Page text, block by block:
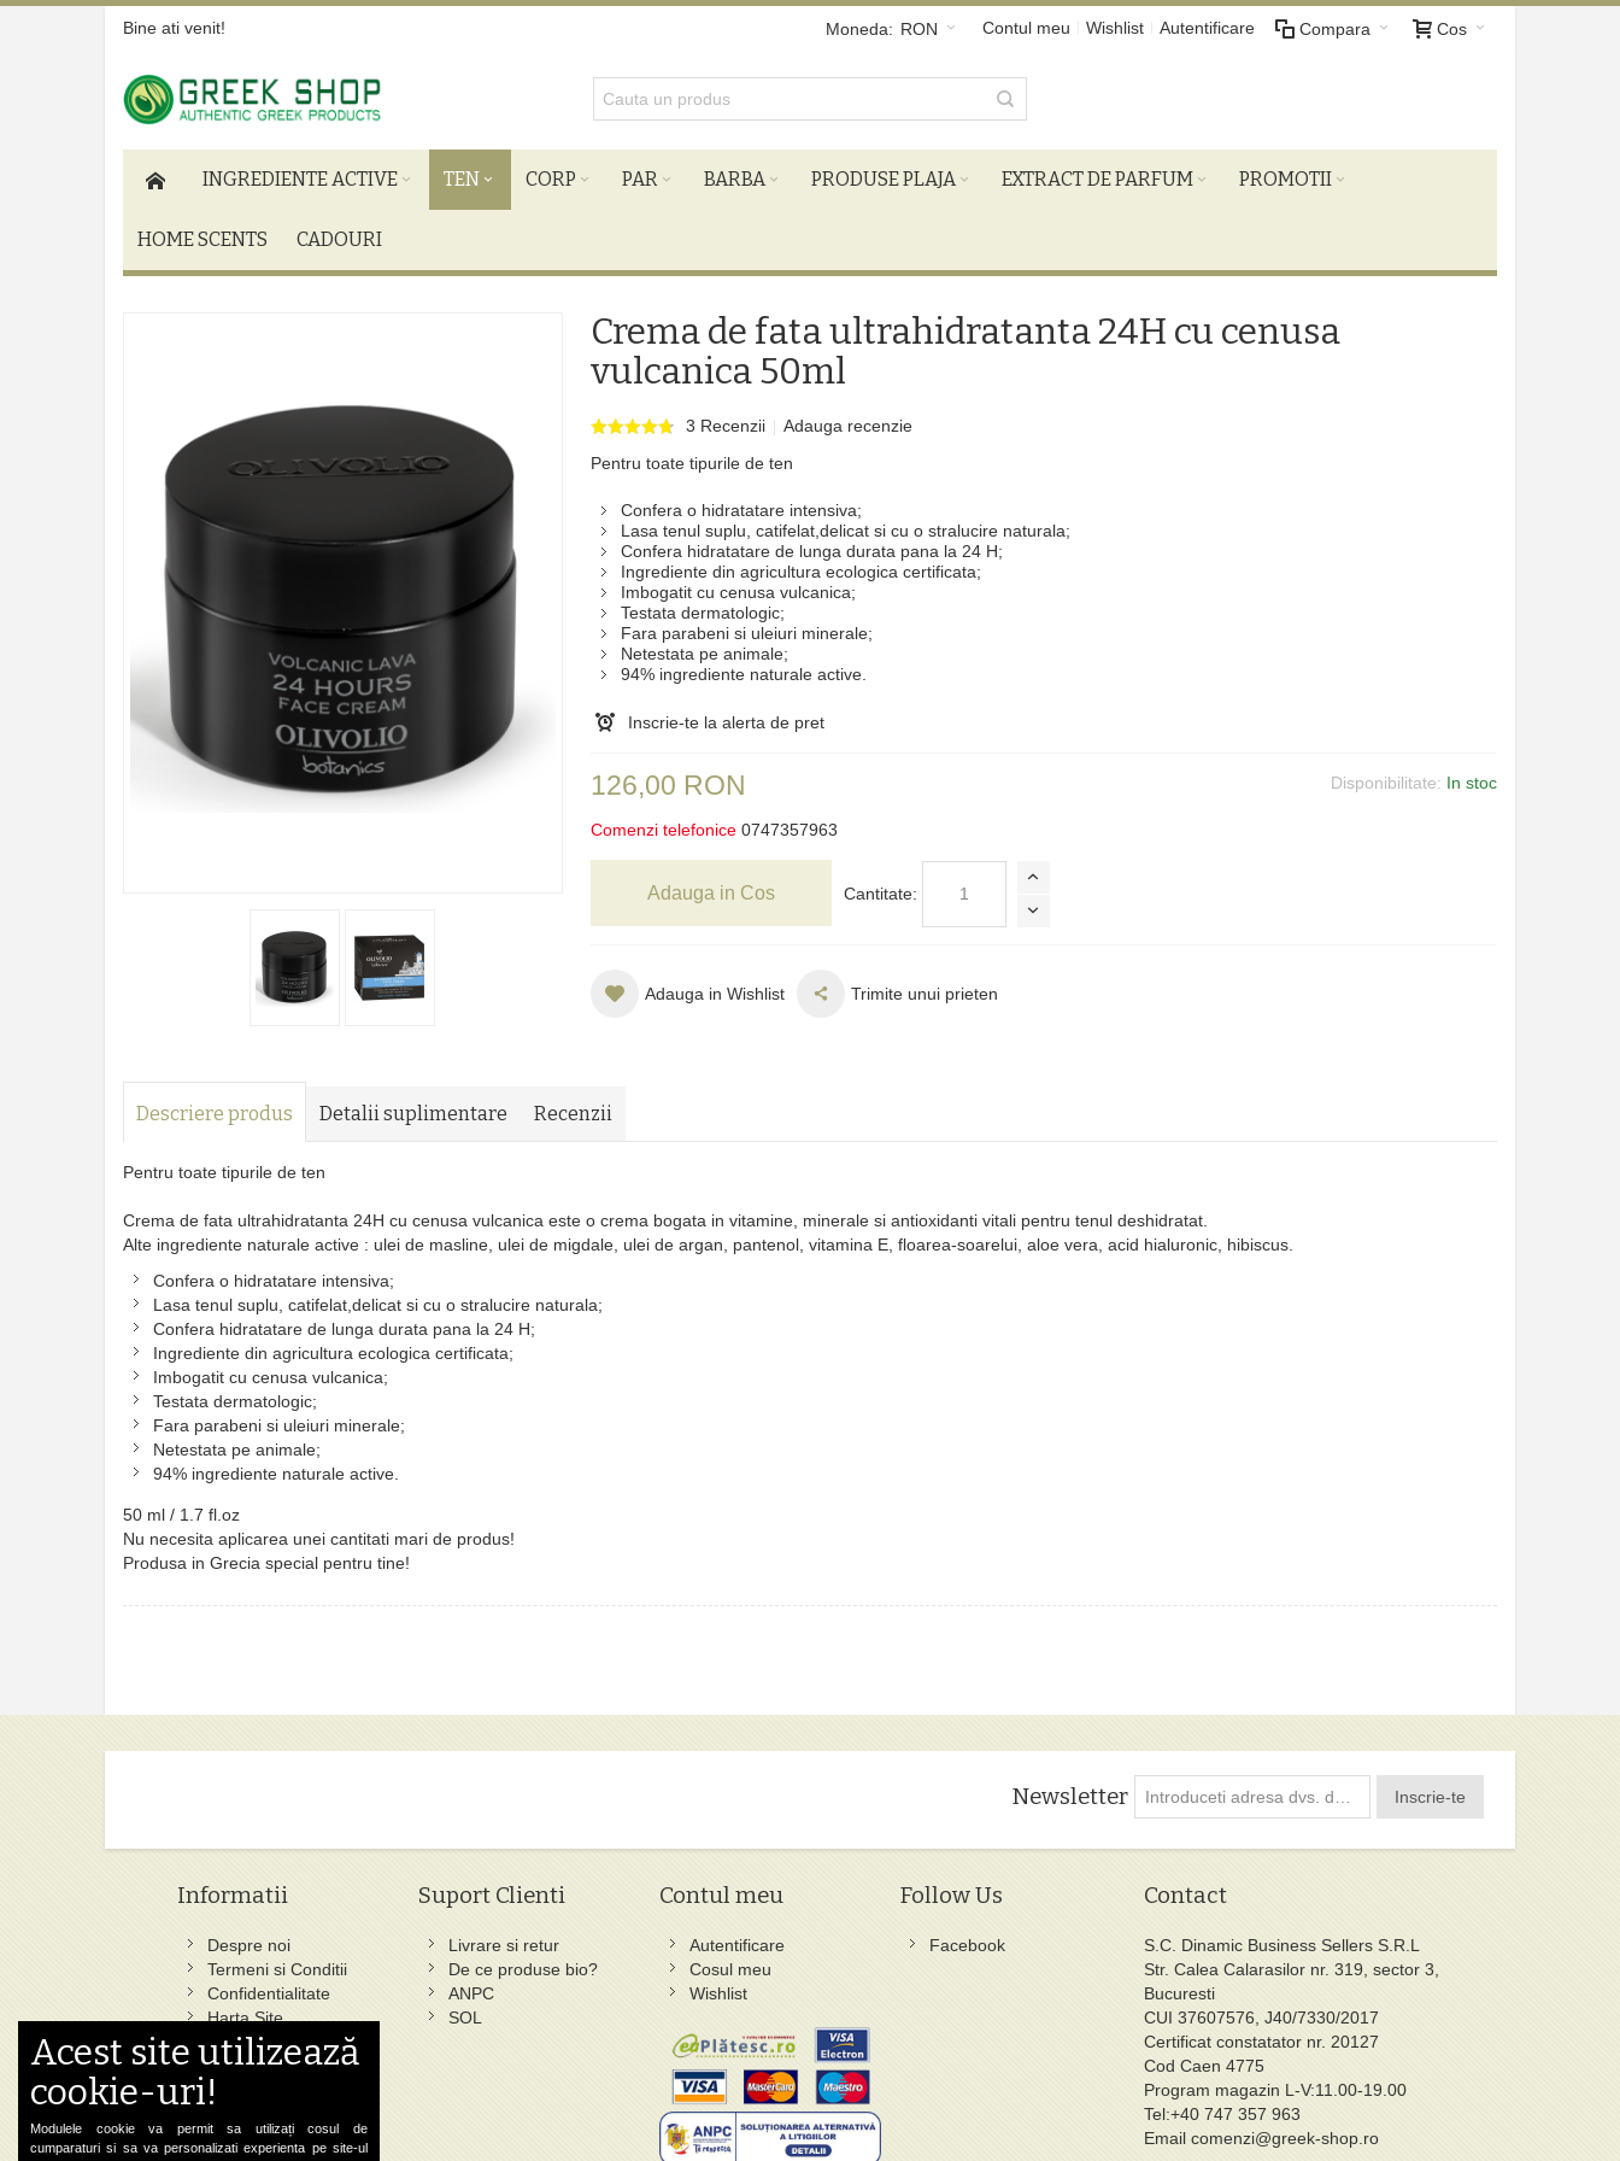
Bine ati venit! Cos
Compara
Contul meu Wishlist Autentificare
Moneda: RON
INGREDIENTE ACTIVE TEN CORP PAR BARBA PRODUSE PLAJA EXTRACT DE PARFUM PROMOTII
HOME SCENTS CADOURI
Crema de fata ultrahidratanta 24H cu cenusa
vulcanica 50ml
3 Recenzii
Adauga recenzie
Pentru toate tipurile de ten
Confera o hidratatare intensiva;
Lasa tenul suplu, catifelat,delicat si cu o stralucire naturala;
Confera hidratatare de lunga durata pana la 24 H;
Ingrediente din agricultura ecologica certificata;
Imbogatit cu cenusa vulcanica;
Testata dermatologic;
Fara parabeni si uleiuri minerale;
Netestata pe animale;
94% ingrediente naturale active.
Inscrie-te la alerta de pret
Disponibilitate: In stoc
126,00 RON
Comenzi telefonice 0747357963
Cantitate:
Adauga in Cos
Adauga in Wishlist Trimite unui prieten
Descriere produs Detalii suplimentare Recenzii
Pentru toate tipurile de ten
Crema de fata ultrahidratanta 24H cu cenusa vulcanica este o crema bogata in vitamine, minerale si antioxidanti vitali pentru tenul deshidratat.
Alte ingrediente naturale active : ulei de masline, ulei de migdale, ulei de argan, pantenol, vitamina E, floarea-soarelui, aloe vera, acid hialuronic, hibiscus.
Confera o hidratatare intensiva;
Lasa tenul suplu, catifelat,delicat si cu o stralucire naturala;
Confera hidratatare de lunga durata pana la 24 H;
Ingrediente din agricultura ecologica certificata;
Imbogatit cu cenusa vulcanica;
Testata dermatologic;
Fara parabeni si uleiuri minerale;
Netestata pe animale;
94% ingrediente naturale active.
50 ml / 1.7 fl.oz
Nu necesita aplicarea unei cantitati mari de produs!
Produsa in Grecia special pentru tine!
Newsletter Inscrie-te
Informatii
Despre noi
Termeni si Conditii
Confidentialitate
Harta Site
Ce au cautat altii
Cautare Avansata
Suport Clienti
Livrare si retur
De ce produse bio?
ANPC
SOL
Contul meu
Autentificare
Cosul meu
Wishlist
Follow Us
Facebook
Contact
S.C. Dinamic Business Sellers S.R.L
Str. Calea Calarasilor nr. 319, sector 3,
Bucuresti
CUI 37607576, J40/7330/2017
Certificat constatator nr. 20127
Cod Caen 4775
Program magazin L-V:11.00-19.00
Tel:+40 747 357 963
Email comenzi@greek-shop.ro
Acest site utilizează
cookie-uri!
Modulele cookie va permit sa utilizați cosul de
cumparaturi si sa va personalizati experienta pe site-ul